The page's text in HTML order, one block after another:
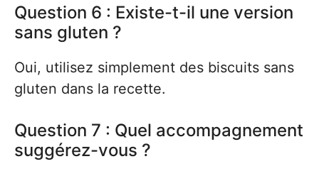
Question 6 : Existe-t-il une version
sans gluten ?
Oui, utilisez simplement des biscuits sans
gluten dans la recette.
Question 7 : Quel accompagnement
suggérez-vous ?